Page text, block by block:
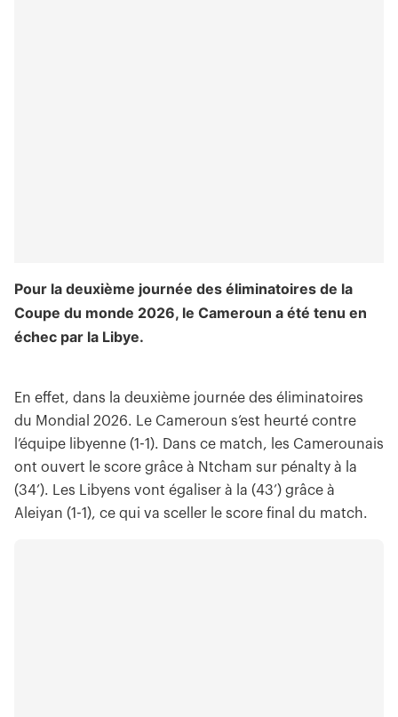
Pour la deuxième journée des éliminatoires de la
Coupe du monde 2026, le Cameroun a été tenu en
échec par la Libye.
En effet, dans la deuxième journée des éliminatoires
du Mondial 2026. Le Cameroun s’est heurté contre
l’équipe libyenne (1-1). Dans ce match, les Camerounais
ont ouvert le score grâce à Ntcham sur pénalty à la
(34’). Les Libyens vont égaliser à la (43’) grâce à
Aleiyan (1-1), ce qui va sceller le score final du match.